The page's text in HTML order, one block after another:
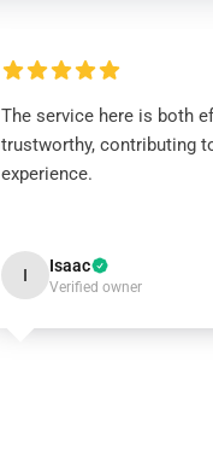
The service here is both
trustworthy, contributing
experience.
I Isaac
Verified owner